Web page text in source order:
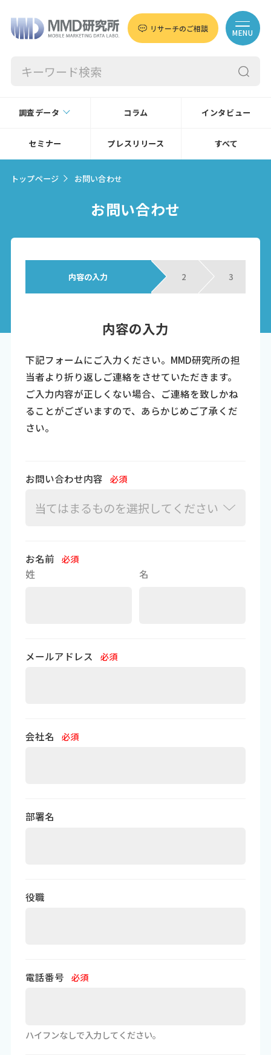
リサーチのご相談 MENU
調査データ コラム インタビュー
セミナー プレスリリース すべて
トップページ お問い合わせ
お問い合わせ
内容の入力 2 3
内容の入力
下記フォームにご入力ください。MMD研究所の担
当者より折り返しご連絡をさせていただきます。
ご入力内容が正しくない場合、ご連絡を致しかね
ることがございますので、あらかじめご了承くだ
さい。
お問い合わせ内容 必須
お名前 必須
姓 名
メールアドレス 必須
会社名 必須
部署名
役職
電話番号 必須
ハイフンなしで入力してください。